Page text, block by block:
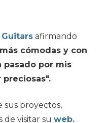
Guitarsafirmando
cómodas y con
pasado por mis
preciosas".
sus proyectos,
de visitar su web.